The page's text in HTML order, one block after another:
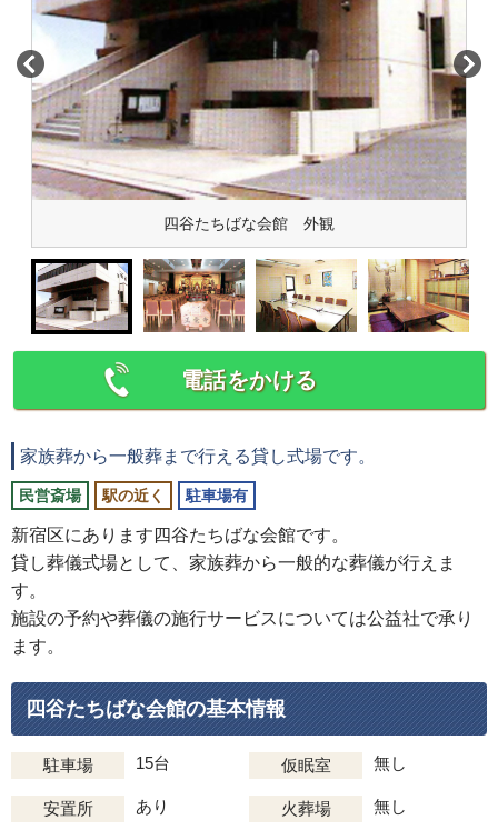
四谷たちばな会館 外観
電話をかける
家族葬から一般葬まで行える貸し式場です。
民営斎場 駅の近く 駐車場有
新宿区にあります四谷たちばな会館です。
貸し葬儀式場として、家族葬から一般的な葬儀が行えま
す。
施設の予約や葬儀の施行サービスについては公益社で承り
ます。
四谷たちばな会館の基本情報
駐車場 15台 仮眠室 無し
安置所 あり 火葬場 無し